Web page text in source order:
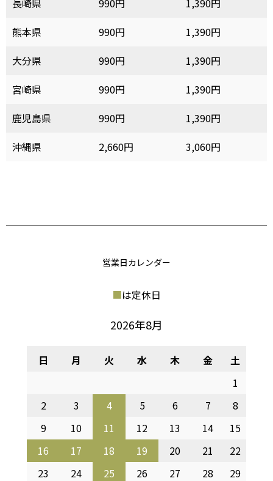
長崎県 990円
1,390円
熊本県
990円
1,390円
大分県
990円
1,390円
宮崎県
990円
1,390円
鹿児島県
990円
1,390円
沖縄県
2,660円 3,060円
営業日カレンダー
■は定休日
2026年8月
日 月 火 水 木 金
土
1
2
3 4 5 6 7
8
9
10 11 12 13 14
15
16
17 18 19 20 21
22
23
24 25 26 27 28
29